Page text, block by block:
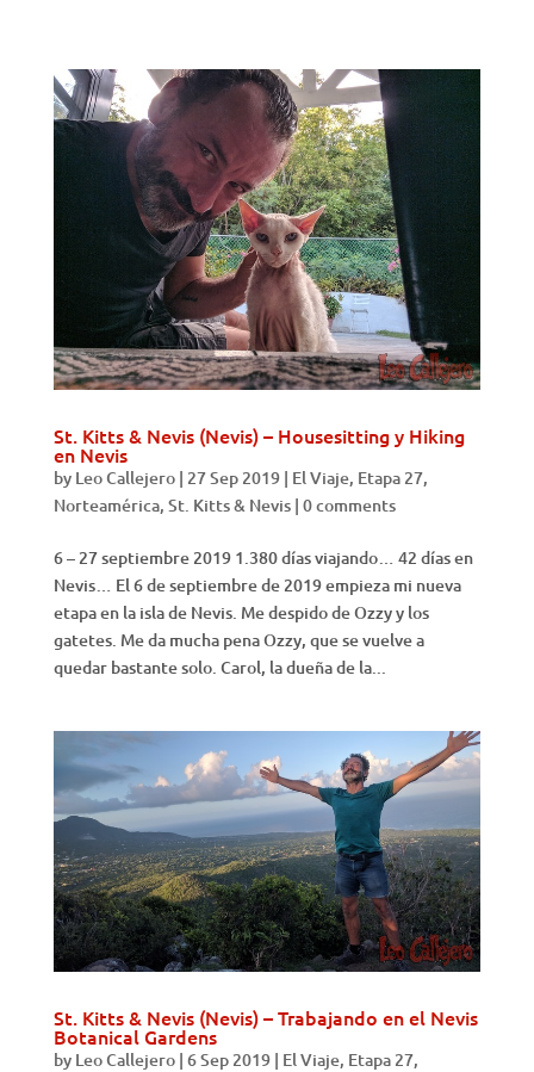
St. Kitts & Nevis (Nevis) – Housesitting y Hiking
en Nevis
by Leo Callejero| 27 Sep 2019| El Viaje, Etapa 27,
Norteamérica, St. Kitts & Nevis| 0 comments
6 – 27 septiembre 2019 1.380 días viajando… 42 días en
Nevis… El 6 de septiembre de 2019 empieza mi nueva
etapa en la isla de Nevis. Me despido de Ozzy y los
gatetes. Me da mucha pena Ozzy, que se vuelve a
quedar bastante solo. Carol, la dueña de la...
St. Kitts & Nevis (Nevis) – Trabajando en el Nevis
Botanical Gardens
by Leo Callejero| 6 Sep 2019| El Viaje, Etapa 27,